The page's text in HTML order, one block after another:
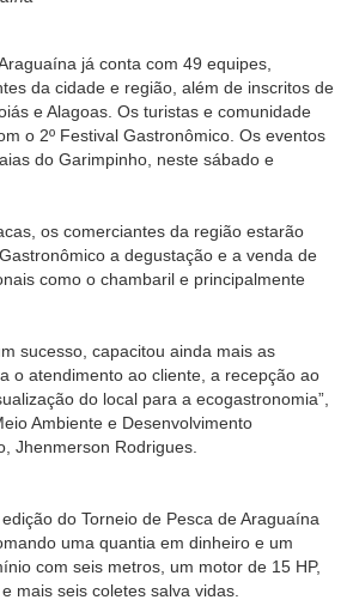
já conta com 49 equipes,
da cidade e região, além de inscritos de
e Alagoas. Os turistas e comunidade
o 2º Festival Gastronômico. Os eventos
do Garimpinho, neste sábado e
os comerciantes da região estarão
a degustação e a venda de
como o chambaril e principalmente
sucesso, capacitou ainda mais as
o atendimento ao cliente, a recepção ao
do local para a ecogastronomia”,
Ambiente e Desenvolvimento
Jhenmerson Rodrigues.
do Torneio de Pesca de Araguaína
uma quantia em dinheiro e um
com seis metros, um motor de 15 HP,
mais seis coletes salva vidas.